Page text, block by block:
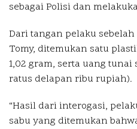
sebagai Polisi dan
Dari tangan pelaku
Tomy, ditemukan satu
1,02 gram, serta uang tunai
ratus delapan ribu rupiah).
“Hasil dari interogasi,
sabu yang ditemukan